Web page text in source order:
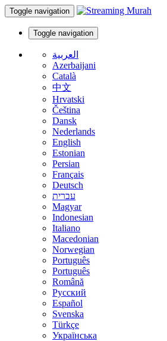
Toggle navigation
Toggle navigation
العربية
Azerbaijani
Català
中文
Hrvatski
Čeština
Dansk
Nederlands
English
Estonian
Persian
Français
Deutsch
עברית
Magyar
Indonesian
Italiano
Macedonian
Norwegian
Português
Português
Română
Русский
Español
Svenska
Türkçe
Українська